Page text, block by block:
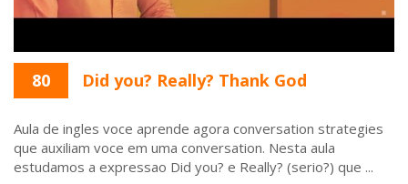
80 Did you? Really? Thank God
Aula de ingles voce aprende agora conversation strategies
que auxiliam voce em uma conversation. Nesta aula
estudamos a expressao Did you? e Really? (serio?) que ...